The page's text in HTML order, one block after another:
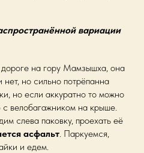
вариации
на гору Мамзышха, она
нет, но сильно потрёпанна
но если аккуратно то можно
с велобагажником на крыше.
слева паковку, проехать её
асфальт. Паркуемся,
и едем.